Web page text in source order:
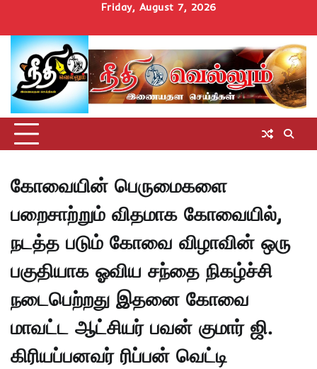
content
Friday, August 7, 2026
Homeசெய்திகள்
தமிழ்நாடுமாவட்டச்செய்திகள்
அரசியல்ஆன்மிகம்
சட்டம்
அறிவோம்
சினிமாUncategorized
கோவையின் பெருமைகளை
பறைசாற்றும் விதமாக கோவையில்,
நடத்த படும் கோவை விழாவின் ஒரு
பகுதியாக ஓவிய சந்தை நிகழ்ச்சி
நடைபெற்றது இதனை கோவை
மாவட்ட ஆட்சியர் பவன் குமார் ஜி.
கிரியப்பனவர் ரிப்பன் வெட்டி